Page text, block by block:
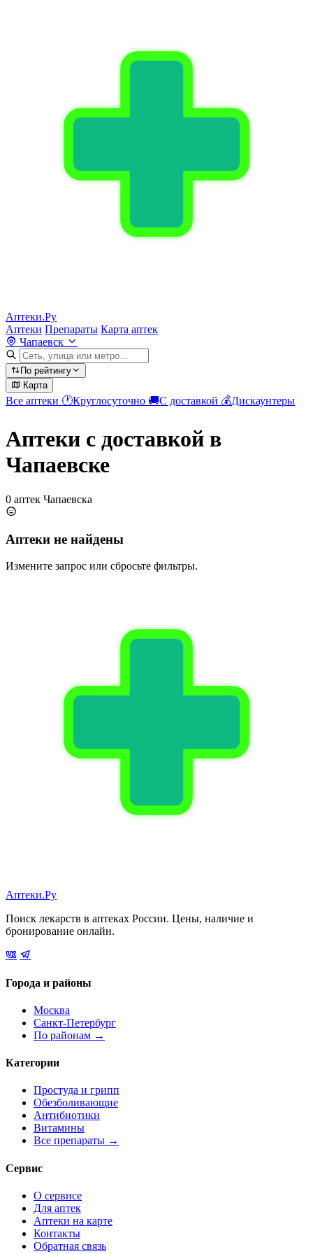
Аптеки.Ру
Аптеки Препараты Карта аптек
Чапаевск
По рейтингу
Карта
Все аптеки 🕐Круглосуточно 🚚С доставкой 💰Дискаунтеры
Аптеки с доставкой в
Чапаевске
0 аптек Чапаевска
Аптеки не найдены
Измените запрос или сбросьте фильтры.
Аптеки.Ру
Поиск лекарств в аптеках России. Цены, наличие и
бронирование онлайн.
Города и районы
Москва
Санкт-Петербург
По районам →
Категории
Простуда и грипп
Обезболивающие
Антибиотики
Витамины
Все препараты →
Сервис
О сервисе
Для аптек
Аптеки на карте
Контакты
Обратная связь